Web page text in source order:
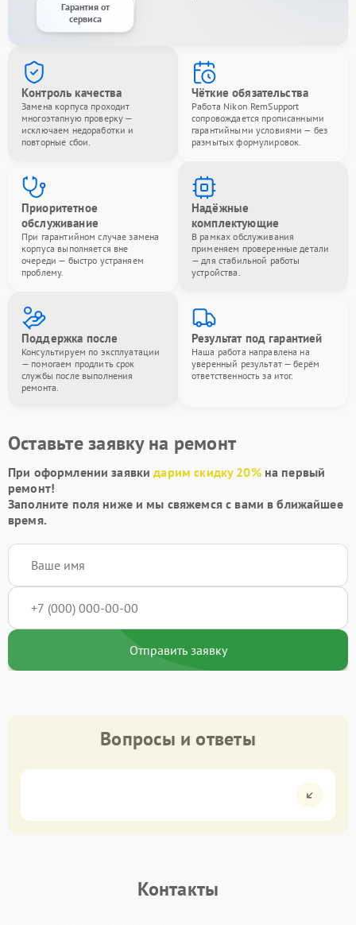
Гарантия от
сервиса
Контроль качества
Замена корпуса проходит
многоэтапную проверку —
исключаем недоработки и
повторные сбои.
Чёткие обязательства
Работа Nikon RemSupport
сопровождается прописанными
гарантийными условиями — без
размытых формулировок.
Приоритетное
обслуживание
При гарантийном случае замена
корпуса выполняется вне
очереди — быстро устраняем
проблему.
Надёжные
комплектующие
В рамках обслуживания
применяем проверенные детали
— для стабильной работы
устройства.
Поддержка после
Консультируем по эксплуатации
— помогаем продлить срок
службы после выполнения
ремонта.
Результат под гарантией
Наша работа направлена на
уверенный результат — берём
ответственность за итог.
Оставьте заявку на ремонт
При оформлении заявкидарим скидку 20%на первый
ремонт!
Заполните поля ниже и мы свяжемся с вами в ближайшее
время.
Отправить заявку
Вопросы и ответы
Контакты